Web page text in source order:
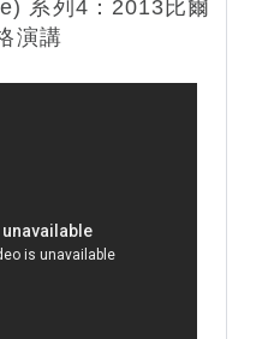
系列4：2013比爾
演講